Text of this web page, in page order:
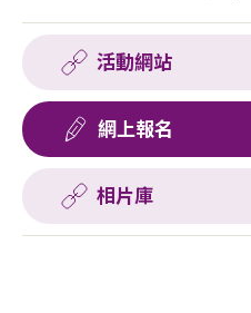
活動網站
網上報名
相片庫